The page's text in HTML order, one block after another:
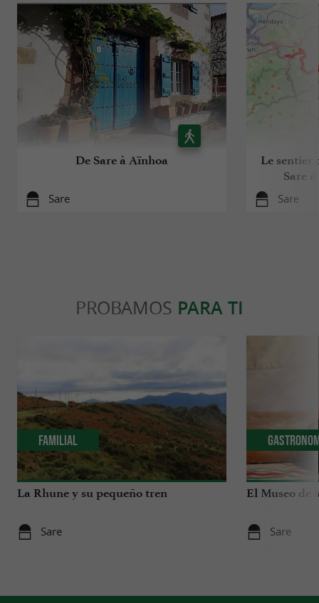
De Sare à Aïnhoa
Sare
Le sentier
Sare
Sare
PROBAMOS PARA TI
La Rhune y su pequeño tren
Sare
Familial
El Museo de
Sare